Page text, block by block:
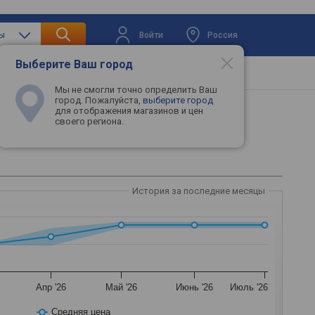
Войти Россия
Выберите Ваш город
Мы не смогли точно определить Ваш
город. Пожалуйста, выберите город
для отображения магазинов и цен
своего региона.
техника Телевизоры
История за последние месяцы
Средняя цена
Апр '26 Май '26 Июнь '26 Июль '26